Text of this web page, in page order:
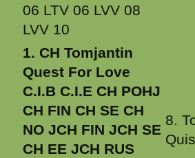
06 LTV 06 LVV 08
LVV 10
1. CH Tomjantin
Quest For Love
C.I.B C.I.E CH POHJ
CH FIN CH SE CH
NO JCH FIN JCH SE
CH EE JCH RUS
8.